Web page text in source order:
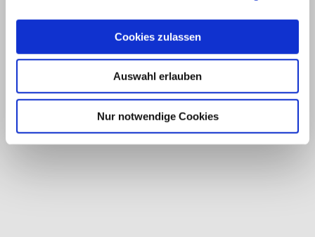
Cookies zulassen
Auswahl erlauben
Nur notwendige Cookies